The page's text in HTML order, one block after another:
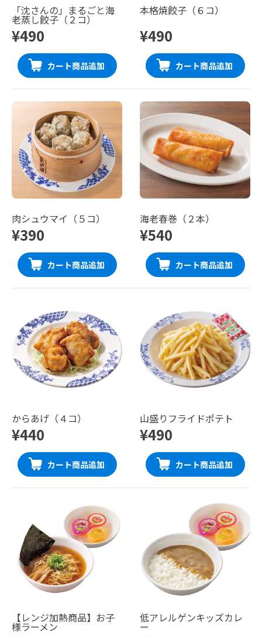
「沈さんの」まるごと海
老蒸し餃子（２コ）
¥490
カート商品追加
本格焼餃子（６コ）
¥490
カート商品追加
肉シュウマイ（５コ）
¥390
カート商品追加
海老春巻（２本）
¥540
カート商品追加
からあげ（４コ）
¥440
カート商品追加
山盛りフライドポテト
¥490
カート商品追加
【レンジ加熱商品】お子
様ラーメン
低アレルゲンキッズカレ
ー